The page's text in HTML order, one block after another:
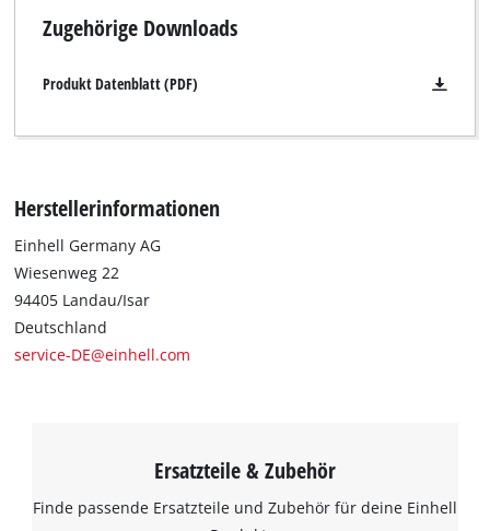
Zugehörige Downloads
Produkt Datenblatt (PDF)
Herstellerinformationen
Einhell Germany AG
Wiesenweg 22
94405 Landau/Isar
Deutschland
service-DE@einhell.com
Ersatzteile & Zubehör
Finde passende Ersatzteile und Zubehör für deine Einhell